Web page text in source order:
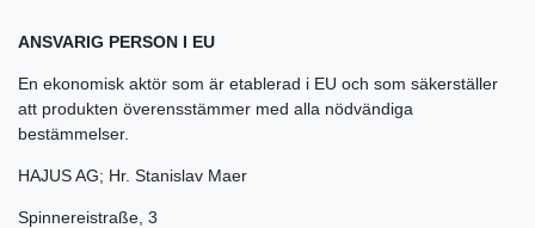
ANSVARIG PERSON I EU
En ekonomisk aktör som är etablerad i EU och som säkerställer
att produkten överensstämmer med alla nödvändiga
bestämmelser.
HAJUS AG; Hr. Stanislav Maer
Spinnereistraße 3